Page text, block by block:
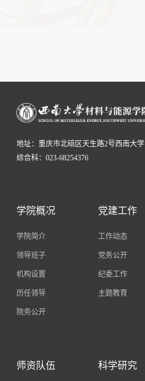
地址：重庆市北碚区天生路2号西南大学
综合科：023-68254376
学院概况
学院简介
领导班子
机构设置
历任领导
院务公开
党建工作
工作动态
党务公开
纪委工作
主题教育
师资队伍 科学研究